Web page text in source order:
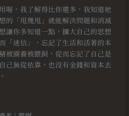
喔，我了解得比你還多，我知道祂
的「甩幾甩」就能解決問題和消滅
讓你多知道一點，擴大自己的思想
「迷信」，忘記了生活和活著的本
被圈養被餵飼，從而忘記了自己是
己無從依靠，也沒有金錢和資本去